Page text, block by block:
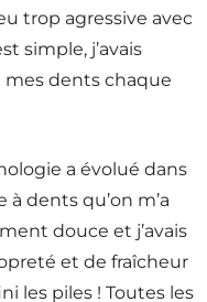
trop agressive avec
simple, j’avais
mes dents chaque
a évolué dans
dents qu’on m’a
douce et j’avais
et de fraîcheur
les piles ! Toutes les